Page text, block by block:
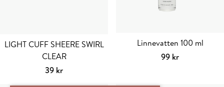
LIGHT CUFF SHEERE SWIRL
CLEAR
39 kr
Linnevatten 100 ml
99 kr